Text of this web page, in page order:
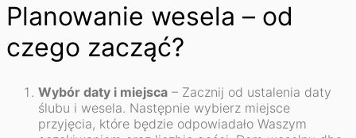
Planowanie wesela – od
czego zacząć?
Wybór daty i miejsca – Zacznij od ustalenia daty
ślubu i wesela. Następnie wybierz miejsce
przyjęcia, które będzie odpowiadało Waszym